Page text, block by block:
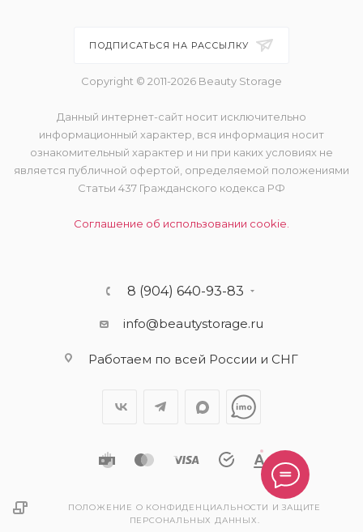
ПОДПИСАТЬСЯ НА РАССЫЛКУ
Copyright © 2011-2026 Beauty Storage
Данный интернет-сайт носит исключительно
информационный характер, вся информация носит
ознакомительный характер и ни при каких условиях не
является публичной офертой, определяемой положениями
Статьи 437 Гражданского кодекса РФ
Соглашение об использовании cookie.
8 (904) 640-93-83
info@beautystorage.ru
Работаем по всей России и СНГ
ПОЛОЖЕНИЕ О КОНФИДЕНЦИАЛЬНОСТИ И ЗАЩИТЕ
ПЕРСОНАЛЬНЫХ ДАННЫХ.